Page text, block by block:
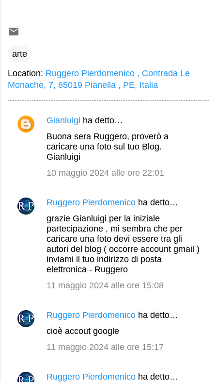
arte
Location: Ruggero Pierdomenico , Contrada Le
Monache, 7, 65019 Pianella , PE, Italia
C
t
Gianluigi ha detto…
Buona sera Ruggero, proverò a
caricare una foto sul tuo Blog.
Gianluigi
10 maggio 2024 alle ore 22:01
Ruggero Pierdomenico ha detto…
grazie Gianluigi per la iniziale
partecipazione , mi sembra che per
caricare una foto devi essere tra gli
autori del blog ( occorre account gmail )
inviami il tuo indirizzo di posta
elettronica - Ruggero
11 maggio 2024 alle ore 15:08
Ruggero Pierdomenico ha detto…
cioè accout google
11 maggio 2024 alle ore 15:17
Ruggero Pierdomenico ha detto…